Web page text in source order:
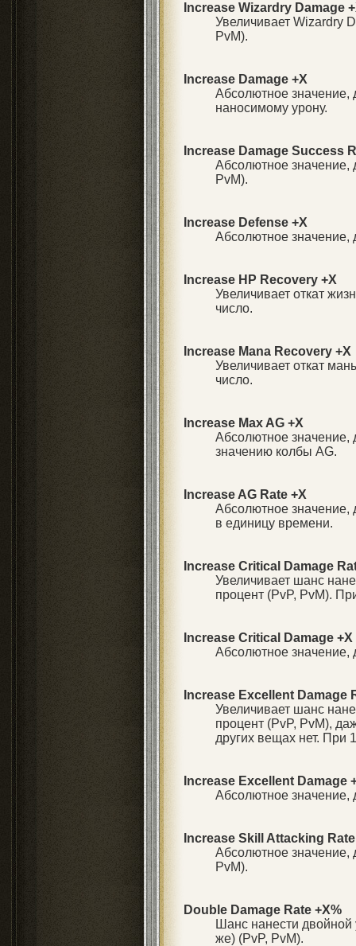
Increase Wizardry Damage
Увеличивает Wizardry
PvM).
Increase Damage +X
Абсолютное значение,
наносимому урону.
Increase Damage Success
Абсолютное значение,
PvM).
Increase Defense +X
Абсолютное значение,
Increase HP Recovery +X
Увеличивает откат
число.
Increase Mana Recovery +X
Увеличивает откат
число.
Increase Max AG +X
Абсолютное значение,
значению колбы AG.
Increase AG Rate +X
Абсолютное значение,
в единицу времени.
Increase Critical Damage
Увеличивает шанс
процент (PvP, PvM).
Increase Critical Damage +X
Абсолютное значение,
Increase Excellent Damage
Увеличивает шанс
процент (PvP, PvM),
других вещах нет. При
Increase Excellent Damage
Абсолютное значение,
Increase Skill Attacking
Абсолютное значение,
PvM).
Double Damage Rate +X%
Шанс нанести двойной
же) (PvP, PvM).